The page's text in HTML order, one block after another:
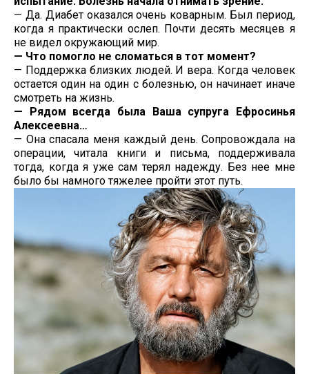
— Да. Диабет оказался очень коварным. Был период,
когда я практически ослеп. Почти десять месяцев я
не видел окружающий мир.
— Что помогло не сломаться в тот момент?
— Поддержка близких людей. И вера. Когда человек
остается один на один с болезнью, он начинает иначе
смотреть на жизнь.
— Рядом всегда была Ваша супруга Ефросинья
Алексеевна…
— Она спасала меня каждый день. Сопровождала на
операции, читала книги и письма, поддерживала
тогда, когда я уже сам терял надежду. Без нее мне
было бы намного тяжелее пройти этот путь.